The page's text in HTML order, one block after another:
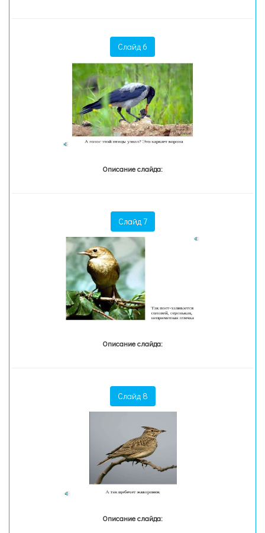
Слайд 6
Описание слайда:
Слайд 7
Описание слайда:
Слайд 8
Описание слайда: